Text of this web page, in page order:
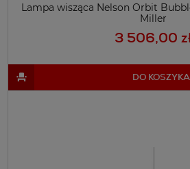
Lampa wisząca Nelson Orbit
Miller
3 506,00
DO KOSZYKA